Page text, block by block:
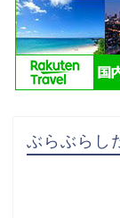
ぶらぶらし